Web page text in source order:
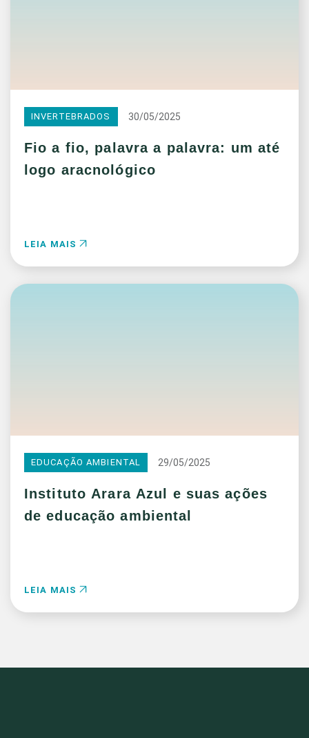
INVERTEBRADOS 30/05/2025
Fio a fio, palavra a palavra: um até
logo aracnológico
LEIA MAIS
EDUCAÇÃO AMBIENTAL 29/05/2025
Instituto Arara Azul e suas ações
de educação ambiental
LEIA MAIS